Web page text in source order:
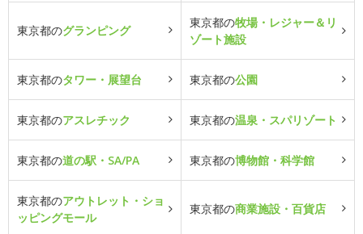
東京都のグランピング
東京都の牧場・レジャー＆リ
ゾート施設
東京都のタワー・展望台 東京都の公園
東京都のアスレチック 東京都の温泉・スパリゾート
東京都の道の駅・SA/PA 東京都の博物館・科学館
東京都のアウトレット・ショ
ッピングモール
東京都の商業施設・百貨店